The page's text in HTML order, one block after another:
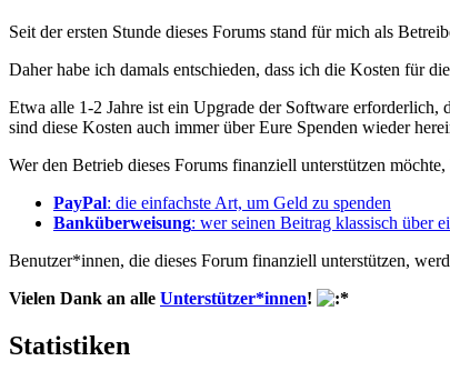
Seit der ersten Stunde dieses Forums stand für mich als
Daher habe ich damals entschieden, dass ich die Kosten für
Etwa alle 1-2 Jahre ist ein Upgrade der Software
sind diese Kosten auch immer über Eure Spenden wieder
Wer den Betrieb dieses Forums finanziell unterstützen
PayPal: die einfachste Art, um Geld zu spenden
Banküberweisung: wer seinen Beitrag klassisch über
Benutzer*innen, die dieses Forum finanziell unterstützen,
Vielen Dank an alle Unterstützer*innen!
Statistiken